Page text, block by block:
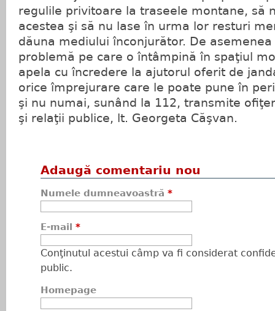
regulile privitoare la traseele montane, să
acestea şi să nu lase în urma lor resturi
dăuna mediului înconjurător. De
problemă pe care o întâmpină în spaţiul
apela cu încredere la ajutorul oferit de
orice împrejurare care le poate pune în
şi nu numai, sunând la 112, transmite
şi relaţii publice, lt. Georgeta Căşvan.
Adaugă comentariu nou
Numele dumneavoastră *
E-mail *
Conţinutul acestui câmp va fi considerat
public.
Homepage